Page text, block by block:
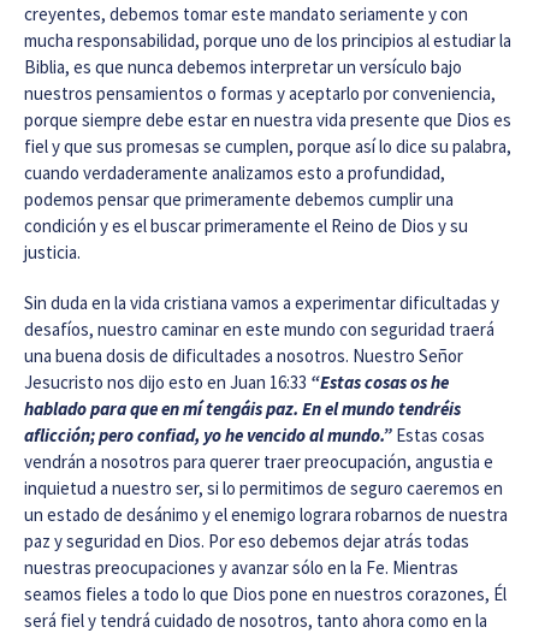
creyentes, debemos tomar este mandato seriamente y con
mucha responsabilidad, porque uno de los principios al estudiar la
Biblia, es que nunca debemos interpretar un versículo bajo
nuestros pensamientos o formas y aceptarlo por conveniencia,
porque siempre debe estar en nuestra vida presente que Dios es
fiel y que sus promesas se cumplen, porque así lo dice su palabra,
cuando verdaderamente analizamos esto a profundidad,
podemos pensar que primeramente debemos cumplir una
condición y es el buscar primeramente el Reino de Dios y su
justicia.
Sin duda en la vida cristiana vamos a experimentar dificultadas y
desafíos, nuestro caminar en este mundo con seguridad traerá
una buena dosis de dificultades a nosotros. Nuestro Señor
Jesucristo nos dijo esto en Juan 16:33 “Estas cosas os he
hablado para que en mí tengáis paz. En el mundo tendréis
aflicción; pero confiad, yo he vencido al mundo.” Estas cosas
vendrán a nosotros para querer traer preocupación, angustia e
inquietud a nuestro ser, si lo permitimos de seguro caeremos en
un estado de desánimo y el enemigo lograra robarnos de nuestra
paz y seguridad en Dios. Por eso debemos dejar atrás todas
nuestras preocupaciones y avanzar sólo en la Fe. Mientras
seamos fieles a todo lo que Dios pone en nuestros corazones, Él
será fiel y tendrá cuidado de nosotros, tanto ahora como en la